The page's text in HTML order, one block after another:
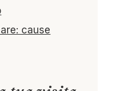
cause